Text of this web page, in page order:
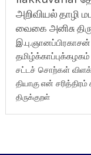
அறிவியல்தாழி
வைகை அனிசு
இ.பு.ஞானப்பிரகாசன்
தமிழ்க்காப்புக்கழகம்
சட்டச் சொற்கள்
தியாகுஎன் சரித்திரம்
திருக்குறள்